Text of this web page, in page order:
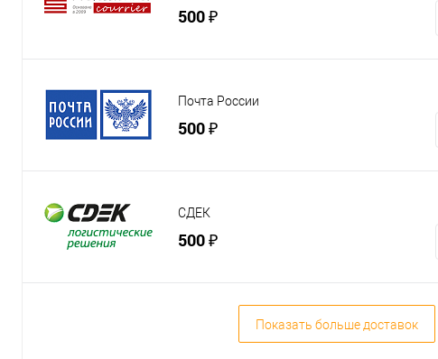
500 ₽
Почта России
500 ₽
СДЕК
500 ₽
Показать больше доставок